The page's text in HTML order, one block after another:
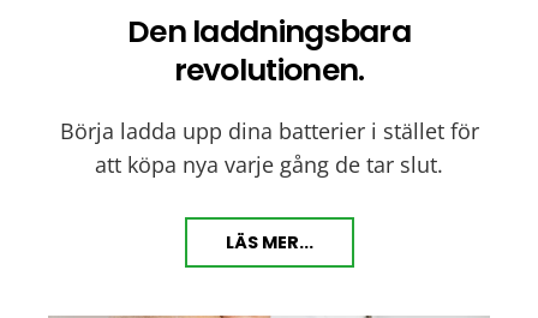
Den laddningsbara
revolutionen.
Börja ladda upp dina batterier i stället för
att köpa nya varje gång de tar slut.
LÄS MER...